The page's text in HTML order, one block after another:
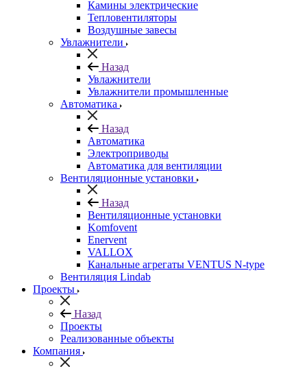
Камины электрические
Тепловентиляторы
Воздушные завесы
Увлажнители
Назад
Увлажнители
Увлажнители промышленные
Автоматика
Назад
Автоматика
Электроприводы
Автоматика для вентиляции
Вентиляционные установки
Назад
Вентиляционные установки
Komfovent
Enervent
VALLOX
Канальные агрегаты VENTUS N-type
Вентиляция Lindab
Проекты
Назад
Проекты
Реализованные объекты
Компания